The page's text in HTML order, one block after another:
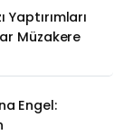
Yaptırımları
Müzakere
Engel: